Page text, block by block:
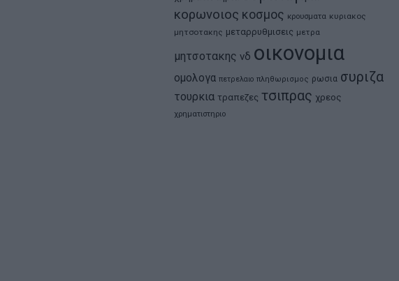
κορωνοιος κοσμος κρουσματα κυριακος
μητσοτακης μεταρρυθμισεις μετρα
μητσοτακης νδ οικονομια
ομολογα πετρελαιο πληθωρισμος ρωσια συριζα
τουρκια τραπεζες τσιπρας χρεος
χρηματιστηριο